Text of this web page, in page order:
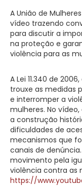
A União de
vídeo trazendo
para discutir a
na proteção e
violência para as
A Lei 11.340 de
trouxe as medidas
e interromper a
mulheres. No
a construção
dificuldades de
mecanismos que
canais de
movimento pela
violência contra as
https://